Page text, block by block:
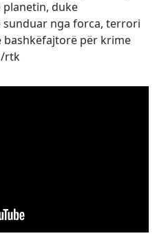
duke
sunduar nga forca, terrori
bashkëfajtorë për krime
/rtk